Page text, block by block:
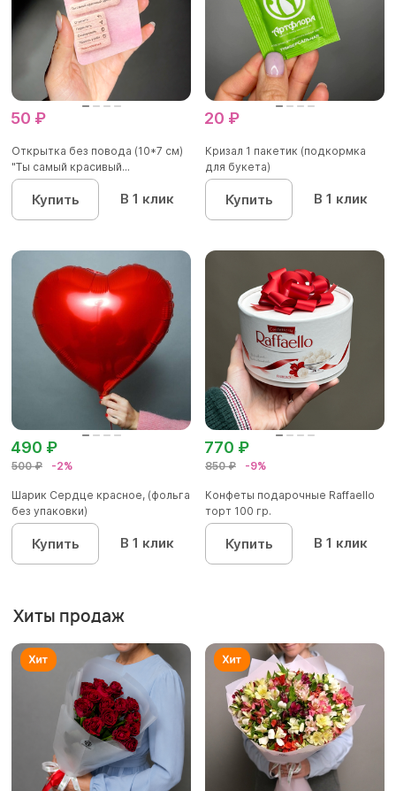
50 ₽
Открытка без повода (10*7 см)
"Ты самый красивый...
Купить В 1 клик
20 ₽
Кризал 1 пакетик (подкормка
для букета)
Купить В 1 клик
500 ₽ -2%
490 ₽
Шарик Сердце красное, (фольга
без упаковки)
Купить В 1 клик
850 ₽ -9%
770 ₽
Конфеты подарочные Raffaello
торт 100 гр.
Купить В 1 клик
Хиты продаж